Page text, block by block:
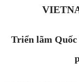
Triển lãm Quốc